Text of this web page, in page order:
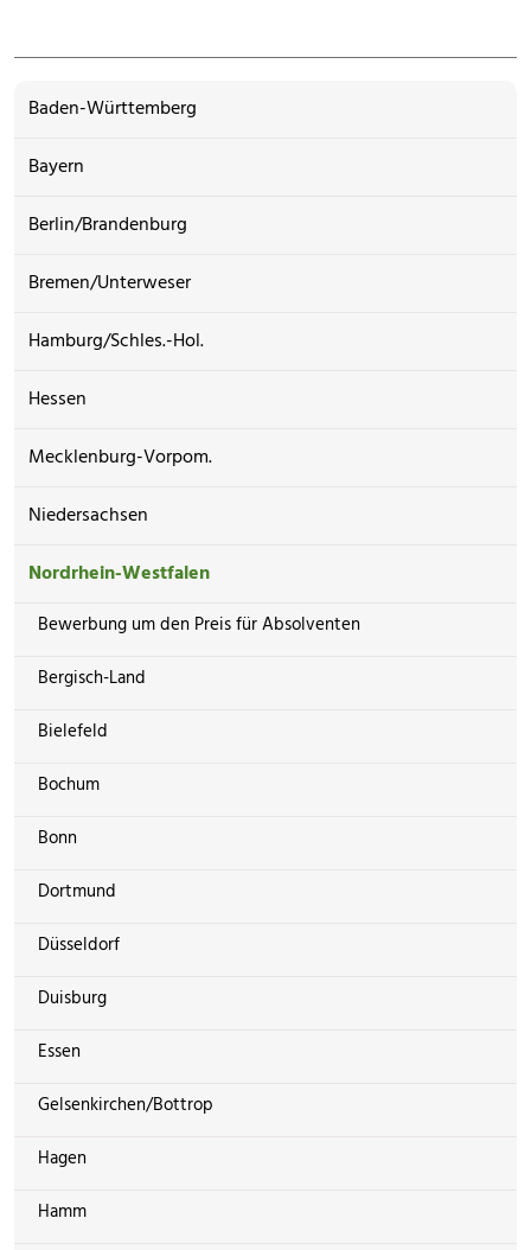
Baden-Württemberg
Bayern
Berlin/Brandenburg
Bremen/Unterweser
Hamburg/Schles.-Hol.
Hessen
Mecklenburg-Vorpom.
Niedersachsen
Nordrhein-Westfalen
Bewerbung um den Preis für Absolventen
Bergisch-Land
Bielefeld
Bochum
Bonn
Dortmund
Düsseldorf
Duisburg
Essen
Gelsenkirchen/Bottrop
Hagen
Hamm